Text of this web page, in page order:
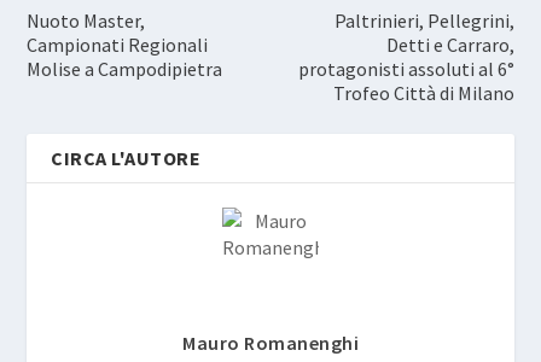
Nuoto Master,
Campionati Regionali
Molise a Campodipietra
Paltrinieri, Pellegrini,
Detti e Carraro,
protagonisti assoluti al 6°
Trofeo Città di Milano
CIRCA L'AUTORE
Mauro Romanenghi